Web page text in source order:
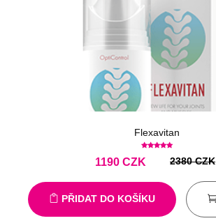
Flexavitan
CZK
1190 2380 CZK
PŘIDAT DO KOŠÍKU